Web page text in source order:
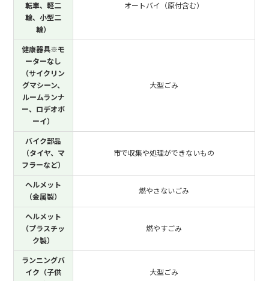
転車、軽二
輪、小型二
輪）
オートバイ（原付含む）
健康器具※モ
ーターなし
（サイクリン
グマシーン、
ルームランナ
ー、ロデオボ
ーイ）
大型ごみ
バイク部品
（タイヤ、マ
フラーなど）
市で収集や処理ができないもの
ヘルメット
（金属製）
燃やさないごみ
ヘルメット
（プラスチッ
ク製）
燃やすごみ
ランニングバ
イク（子供
大型ごみ